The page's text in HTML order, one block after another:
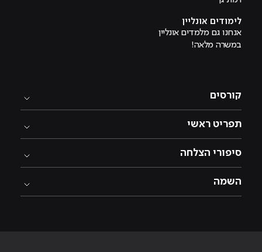
לימודים אונליין
אנחנו גם מלמדים אונליין
במשרה מלאה!
קורסים
תפריט ראשי
סיפורי הצלחה
השמה